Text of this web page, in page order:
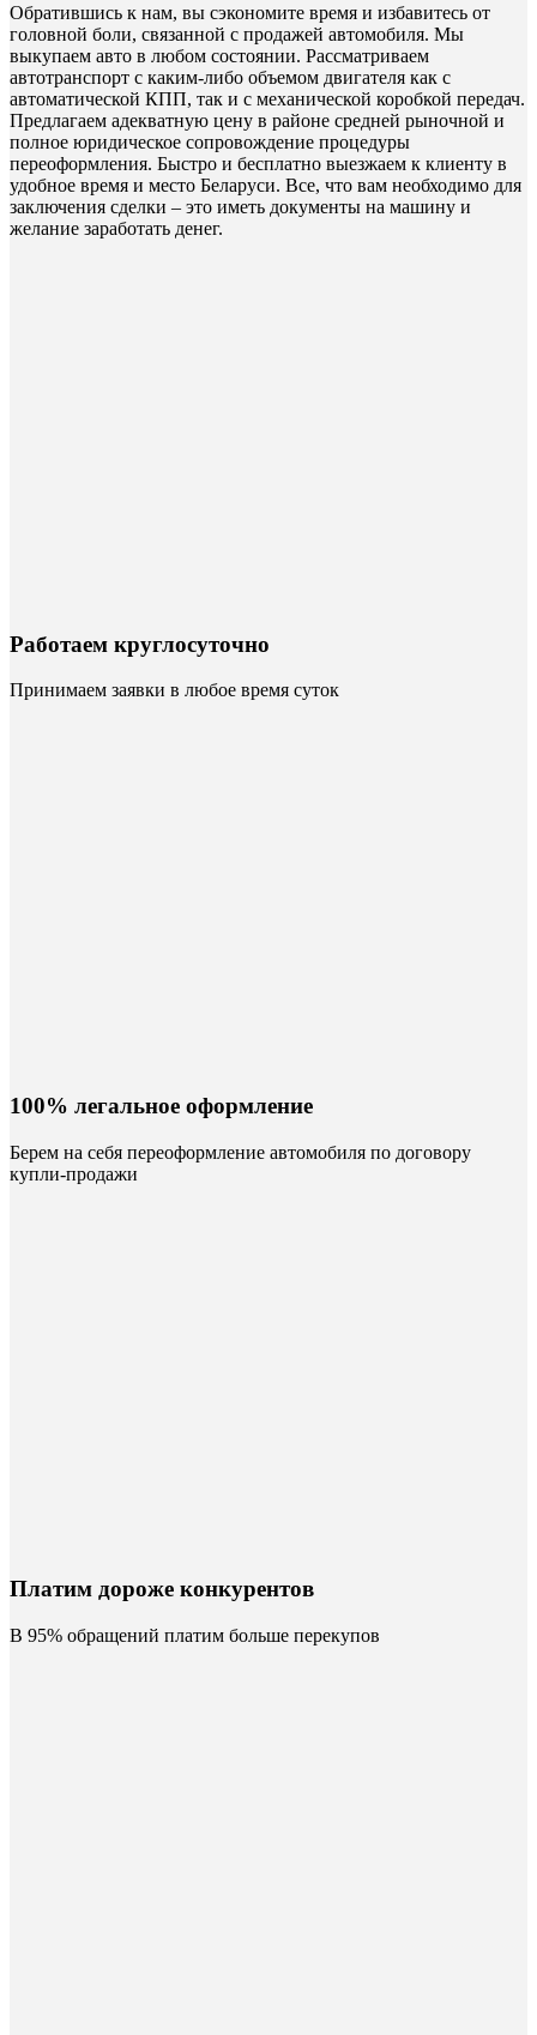
Обратившись к нам, вы сэкономите время и избавитесь от
головной боли, связанной с продажей автомобиля. Мы
выкупаем авто в любом состоянии. Рассматриваем
автотранспорт с каким-либо объемом двигателя как с
автоматической КПП, так и с механической коробкой передач.
Предлагаем адекватную цену в районе средней рыночной и
полное юридическое сопровождение процедуры
переоформления. Быстро и бесплатно выезжаем к клиенту в
удобное время и место Беларуси. Все, что вам необходимо для
заключения сделки – это иметь документы на машину и
желание заработать денег.
Работаем круглосуточно
Принимаем заявки в любое время суток
100% легальное оформление
Берем на себя переоформление автомобиля по договору
купли-продажи
Платим дороже конкурентов
В 95% обращений платим больше перекупов